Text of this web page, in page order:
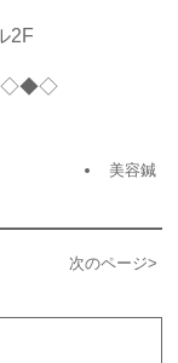
2F
美容鍼
次のページ>